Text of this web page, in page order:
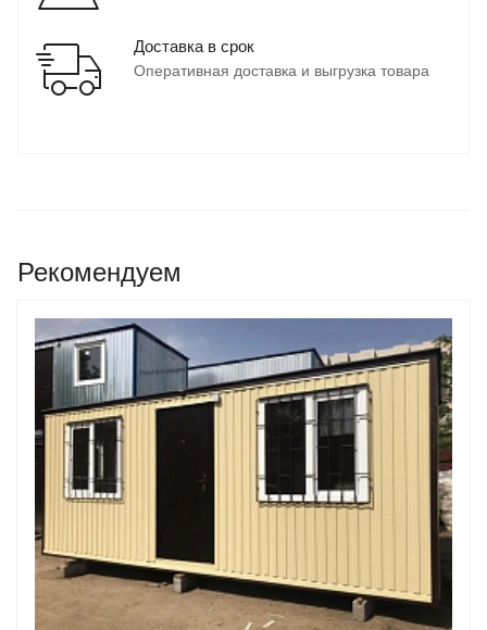
Доставка в срок
Оперативная доставка и выгрузка товара
Рекомендуем